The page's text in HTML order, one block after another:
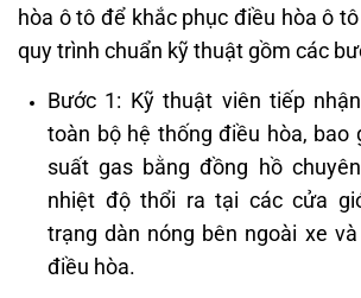
hòa ô tô để khắc phục điều hòa ô
quy trình chuẩn kỹ thuật gồm các
Bước 1: Kỹ thuật viên tiếp
toàn bộ hệ thống điều hòa, bao
suất gas bằng đồng hồ
nhiệt độ thổi ra tại các cửa
trạng dàn nóng bên ngoài xe
điều hòa.